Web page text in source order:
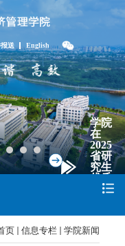
送 English
学院
在
2025
省研
究生
优质
教学
页 信息专栏 学院新闻